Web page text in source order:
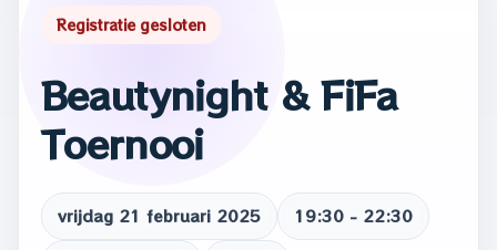
Speelweek 2025
Speelweek 2025
Registratie gesloten
Beautynight & FiFa
Toernooi
vrijdag 21 februari 2025 19:30 - 22:30